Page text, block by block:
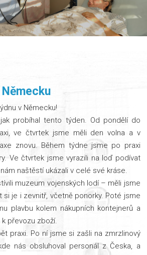
v Německu!
probíhal tento týden. Od pondělí do
ve čtvrtek jsme měli den volna a v
znovu. Během týdne jsme po praxi
Ve čtvrtek jsme vyrazili na loď podívat
naštěstí ukázali v celé své kráse.
muzeum vojenských lodí – měli jsme
je i zevnitř, včetně ponorky. Poté jsme
plavbu kolem nákupních kontejnerů a
převozu zboží.
praxi. Po ní jsme si zašli na zmrzlinový
nás obsluhoval personál z Česka, a